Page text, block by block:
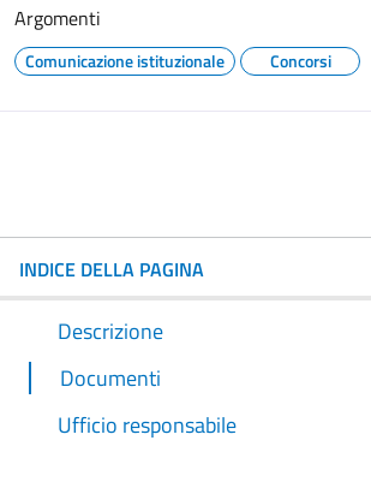
Argomenti
Comunicazione istituzionale Concorsi
INDICE DELLA PAGINA
Descrizione
Documenti
Ufficio responsabile